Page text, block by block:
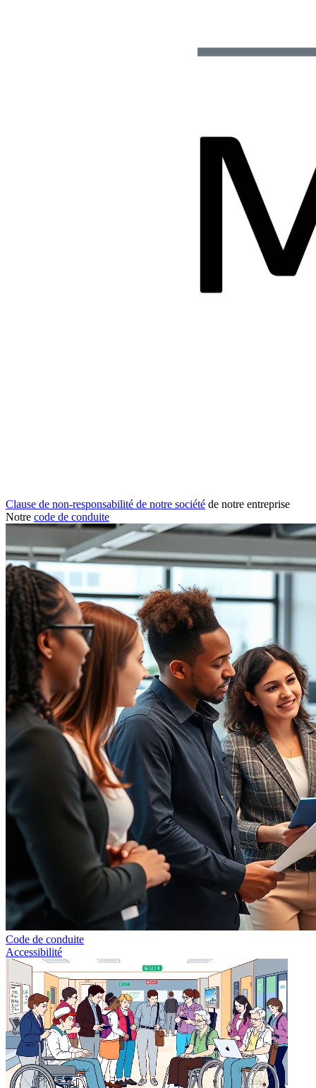
Clause de non-responsabilité de notre société de notre entreprise
Notre code de conduite
Code de conduite
Accessibilité